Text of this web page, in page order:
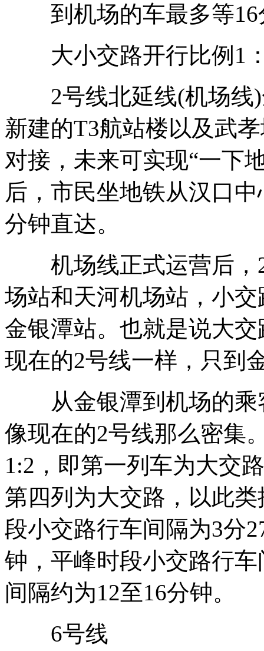
到机场的车最多等16
大小交路开行比例1
2号线北延线(机场线)
新建的T3航站楼以及武
对接，未来可实现“一下
后，市民坐地铁从汉口
分钟直达。
机场线正式运营后，2
场站和天河机场站，小
金银潭站。也就是说大
现在的2号线一样，只到
从金银潭到机场的乘
像现在的2号线那么密集
1:2，即第一列车为大交
第四列为大交路，以此
段小交路行车间隔为3分
钟，平峰时段小交路行
间隔约为12至16分钟。
6号线